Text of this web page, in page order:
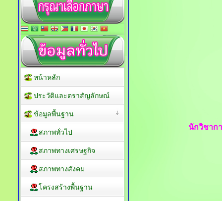
นักวิชาก
หน้าหลัก
ประวัติและตราสัญลักษณ์
ข้อมูลพื้นฐาน
สภาพทั่วไป
สภาพทางเศรษฐกิจ
สภาพทางสังคม
โครงสร้างพื้นฐาน